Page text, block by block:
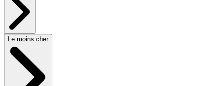
Le moins cher